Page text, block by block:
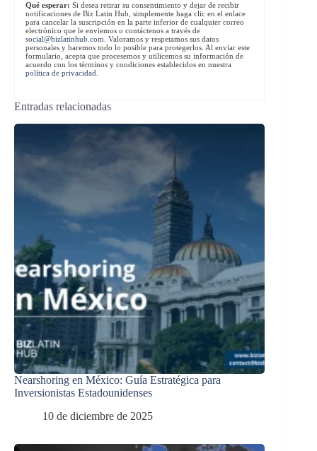
Qué esperar: Si desea retirar su consentimiento y dejar de recibir
notificaciones de Biz Latin Hub, simplemente haga clic en el enlace
para cancelar la suscripción en la parte inferior de cualquier correo
electrónico que le enviemos o contáctenos a través de
social@bizlatinhub.com. Valoramos y respetamos sus datos
personales y haremos todo lo posible para protegerlos. Al enviar este
formulario, acepta que procesemos y utilicemos su información de
acuerdo con los términos y condiciones establecidos en nuestra
política de privacidad.
Entradas relacionadas
Nearshoring en México: Guía Estratégica para
Inversionistas Estadounidenses
10 de diciembre de 2025